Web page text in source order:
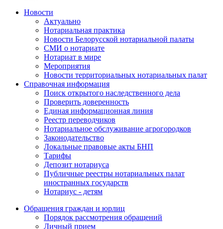
Новости
Актуально
Нотариальная практика
Новости Белорусской нотариальной палаты
СМИ о нотариате
Нотариат в мире
Мероприятия
Новости территориальных нотариальных палат
Справочная информация
Поиск открытого наследственного дела
Проверить доверенность
Единая информационная линия
Реестр переводчиков
Нотариальное обслуживание агрогородков
Законодательство
Локальные правовые акты БНП
Тарифы
Депозит нотариуса
Публичные реестры нотариальных палат
иностранных государств
Нотариус - детям
Обращения граждан и юрлиц
Порядок рассмотрения обращений
Личный прием